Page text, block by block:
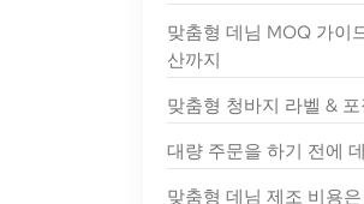
맞춤형 데님 MOQ 가이
산까지
맞춤형 청바지 라벨 &
대량 주문을 하기 전에
맞춤형 데님 제조 비용